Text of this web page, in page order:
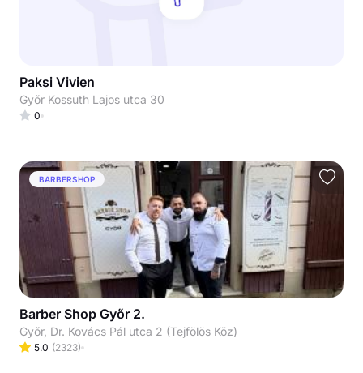
Paksi Vivien
Győr Kossuth Lajos utca 30
0
BARBERSHOP
Barber Shop Győr 2.
Győr, Dr. Kovács Pál utca 2 (Tejfölös Köz)
5.0 (2323)